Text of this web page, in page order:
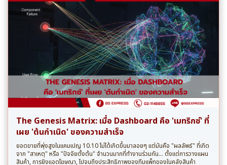
The Genesis Matrix: เมื่อ Dashboard คือ 'เมทริกซ์' ที่
เผย 'ต้นกำเนิด' ของความสำเร็จ
ยอดขายที่พุ่งสูงในแคมเปญ 10.10 ไม่ได้เกิดขึ้นมาลอยๆ แต่มันคือ "ผลลัพธ์" ที่เกิด
จาก "สาเหตุ" หรือ "ปัจจัยตั้งต้น" จำนวนมากที่ทำงานร่วมกัน... ตั้งแต่การวางแผน
สินค้า, การยิงแอดโฆษณา, ไปจนถึงประสิทธิภาพของทีมแพ็กของในคลังสินค้า